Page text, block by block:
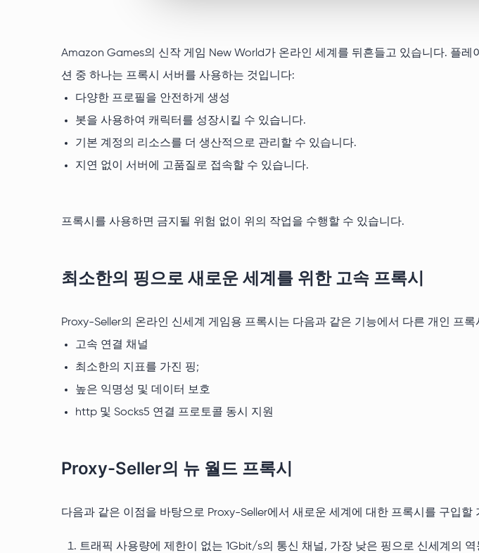
Amazon Games의 신작 게임 New World가 온라인 세계를 뒤흔들고 있습니다. 플
션 중 하나는 프록시 서버를 사용하는 것입니다:
다양한 프로필을 안전하게 생성
봇을 사용하여 캐릭터를 성장시킬 수 있습니다.
기본 계정의 리소스를 더 생산적으로 관리할 수 있습니다.
지연 없이 서버에 고품질로 접속할 수 있습니다.
프록시를 사용하면 금지될 위험 없이 위의 작업을 수행할 수 있습니다.
최소한의 핑으로 새로운 세계를 위한 고속 프록시
Proxy-Seller의 온라인 신세계 게임용 프록시는 다음과 같은 기능에서 다른 개인 프
고속 연결 채널
최소한의 지표를 가진 핑;
높은 익명성 및 데이터 보호
http 및 Socks5 연결 프로토콜 동시 지원
Proxy-Seller의 뉴 월드 프록시
다음과 같은 이점을 바탕으로 Proxy-Seller에서 새로운 세계에 대한 프록시를 구입할
트래픽 사용량에 제한이 없는 1Gbit/s의 통신 채널, 가장 낮은 핑으로 신세계의